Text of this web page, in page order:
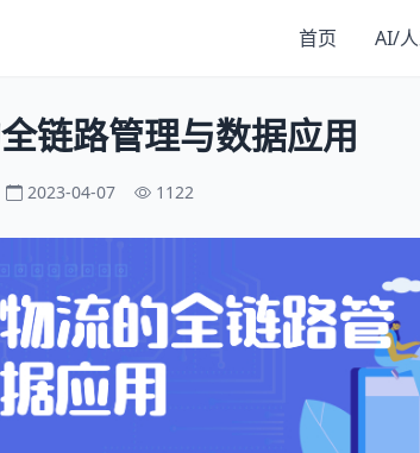
首页 AI/
链路管理与数据应用
2023-04-07 1122